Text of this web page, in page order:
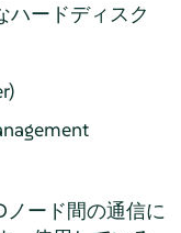
ハードディスク
ノード間の通信に